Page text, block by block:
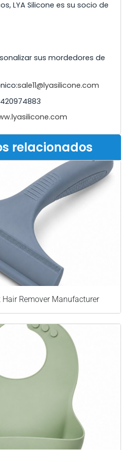
LYA Silicone es su socio de
sus mordedores de
sale11@lyasilicone.com
relacionados
Remover Manufacturer